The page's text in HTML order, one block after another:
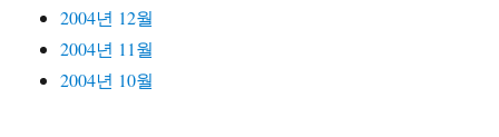
2004년 12월
2004년 11월
2004년 10월